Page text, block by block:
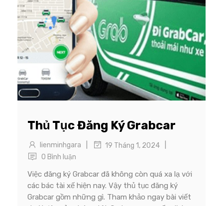
Thủ Tục Đăng Ký Grabcar
lienminhgara 19 Tháng 1, 2024
0 Bình luận
Việc đăng ký Grabcar đã không còn quá xa lạ với
các bác tài xế hiện nay. Vậy thủ tục đăng ký
Grabcar gồm những gì. Tham khảo ngay bài viết